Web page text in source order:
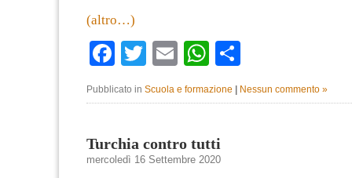
(altro…)
Facebook
TwitterEmailWhatsApp
Pubblicato in Scuola e formazione Nessun commento »
Turchia contro tutti
mercoledì 16 Settembre 2020